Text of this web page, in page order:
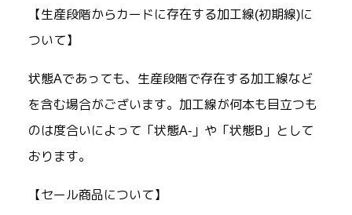
【生産段階からカードに存在する加工線(初期線)に
ついて】
状態Aであっても、生産段階で存在する加工線など
を含む場合がございます。加工線が何本も目立つも
のは度合いによって「状態A-」や「状態B」として
おります。
【セール商品について】